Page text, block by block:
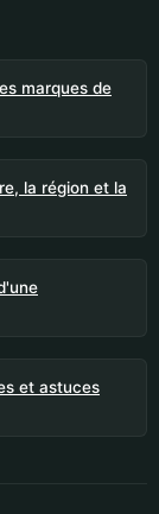
marques de
la région et la
et astuces